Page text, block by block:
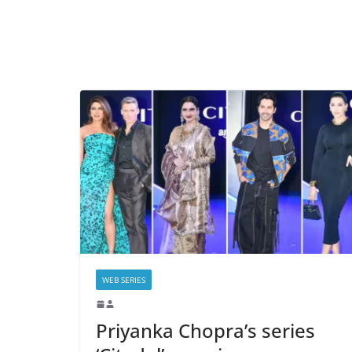
WEB SERIES
Priyanka Chopra’s series